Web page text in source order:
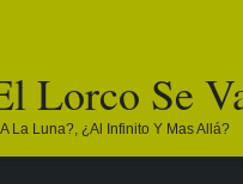
Lorco Se
La Luna?, ¿al Infinito Y Mas Allá?